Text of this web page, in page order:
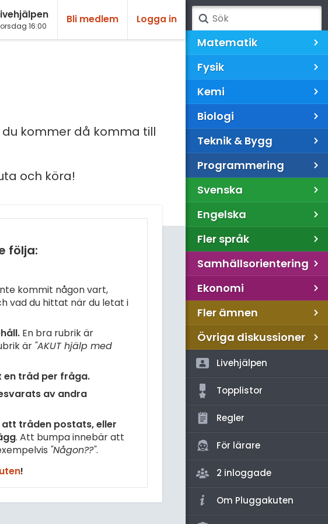
16:00
Bli medlem Logga in
kommer då komma till
och köra!
följa:
kommit någon vart,
vad du hittat när du letat i
En bra rubrik är
är "AKUT hjälp med
en tråd per fråga.
av andra
tråden postats, eller
. Att bumpa innebär att
"Någon??".
!
Matematik
Fysik
Kemi
Biologi
Teknik & Bygg
Programmering
Svenska
Engelska
Fler språk
Samhällsorientering
Ekonomi
Fler ämnen
Övriga diskussioner
Livehjälpen
Topplistor
Regler
För lärare
2 inloggade
Om Pluggakuten